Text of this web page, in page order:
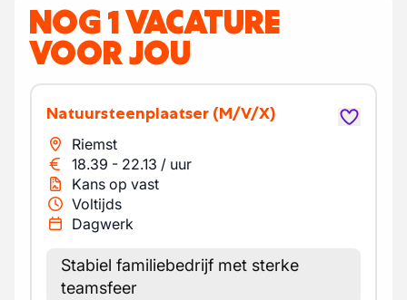
NOG 1 VACATURE
VOOR JOU
Natuursteenplaatser (M/V/X)
Riemst
18.39 - 22.13 / uur
Kans op vast
Voltijds
Dagwerk
Stabiel familiebedrijf met sterke
teamsfeer